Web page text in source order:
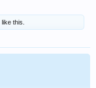
like this.